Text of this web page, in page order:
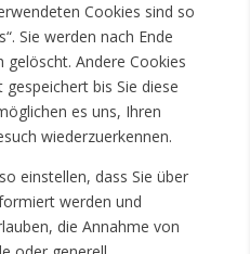
Cookies sind so
Sie werden nach Ende
Andere Cookies
bis Sie diese
es uns, Ihren
wiederzuerkennen.
einstellen, dass Sie über
werden und
die Annahme von